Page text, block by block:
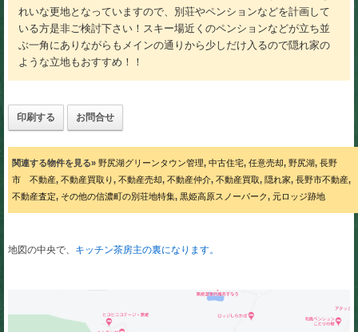
れいな更地となっていますので、別荘やペンションなどを計画して
いる方是非ご検討下さい！スキー場近くのペンションなどが立ち並
ぶ一角にありながらもメインの通りから少しだけ入るので隠れ家の
ような立地もおすすめ！！
印刷する お問合せ
関連する物件を見る» 野尻湖グリーンタウン管理, 中古住宅, 任意売却, 野尻湖, 長野
市 不動産, 不動産買取り, 不動産売却, 不動産仲介, 不動産買取, 隠れ家, 長野市不動産,
不動産査定, その他の信濃町の別荘地特集, 黒姫高原スノーパーク, 元ロッジ跡地
地図の中央で、 キッチン茶房主の裏になります。